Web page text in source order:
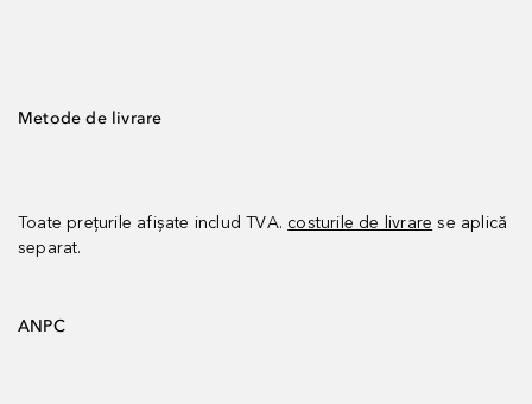
Metode de livrare
Toate prețurile afișate includ TVA. costurile de livrare se aplică
separat.
ANPC